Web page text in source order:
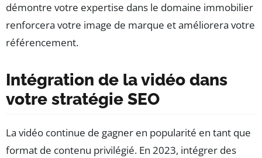
démontre votre expertise dans le domaine immobilier
renforcera votre image de marque et améliorera votre
référencement.
Intégration de la vidéo dans
votre stratégie SEO
La vidéo continue de gagner en popularité en tant que
format de contenu privilégié. En 2023, intégrer des